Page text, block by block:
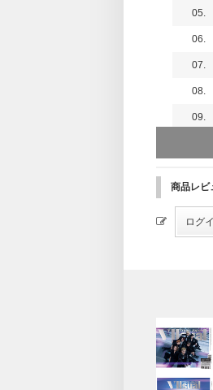
05.
06.
07.
08.
09.
12.
13.
[初回T盤
商品レビ